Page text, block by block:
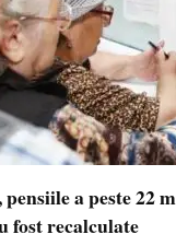
a peste 22
fost recalculate